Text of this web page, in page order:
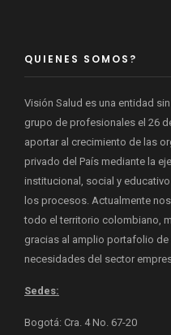
QUIENES SOMOS?
Visión Salud es una entidad
grupo de profesionales el 26
aportar al crecimiento de las
privado del País mediante la
institucional, social y
los procesos. Actualmente
todo el territorio colombiano,
gracias al amplio portafolio
necesidades del sector
Sedes:
Bogotá: Cra. 4 No. 67-20